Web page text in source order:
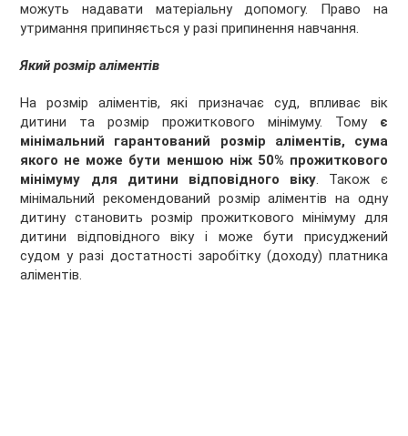
можуть надавати матеріальну допомогу. Право на
утримання припиняється у разі припинення навчання.
Який розмір аліментів
На розмір аліментів, які призначає суд, впливає вік
дитини та розмір прожиткового мінімуму. Тому є
мінімальний гарантований розмір аліментів, сума
якого не може бути меншою ніж 50% прожиткового
мінімуму для дитини відповідного віку. Також є
мінімальний рекомендований розмір аліментів на одну
дитину становить розмір прожиткового мінімуму для
дитини відповідного віку і може бути присуджений
судом у разі достатності заробітку (доходу) платника
аліментів.